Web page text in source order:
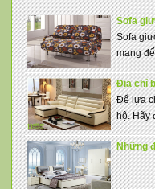
Sofa
Sofa
mang
Địa chỉ
Để lựa
hộ. Hãy
Những